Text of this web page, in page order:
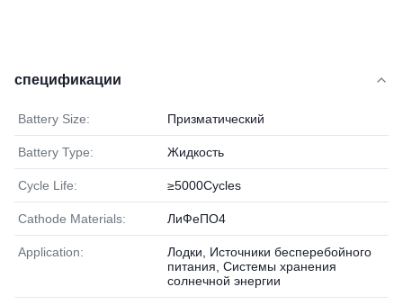
спецификации
Battery Size: Призматический
Battery Type: Жидкость
Cycle Life: ≥5000Cycles
Cathode Materials: ЛиФеПО4
Application:
Лодки, Источники бесперебойного
питания, Системы хранения
солнечной энергии